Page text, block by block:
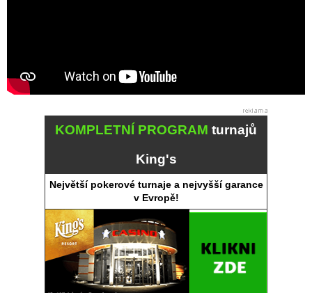
KOMPLETNÍ PROGRAM turnajů
King's
Největší pokerové turnaje a nejvyšší garance
v Evropě!